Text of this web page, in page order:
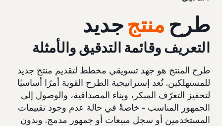
طرح منتججديد
التعريف وقائمة التدقيق والأمثلة
طرح المنتج هو جهد تسويقي مخطط لتقديم منتج جديد
للمستهلكين. تُعد إستراتيجية الطرح القوية أمرًا أساسيًا
لتحفيز التعرّف المبكر، وبناء المصداقية، والوصول إلى
الجمهور المناسب - خاصةً في حالة عدم وجود تقييمات
المستخدمين أو سجل مبيعات أو جمهور مدمج. وبدون